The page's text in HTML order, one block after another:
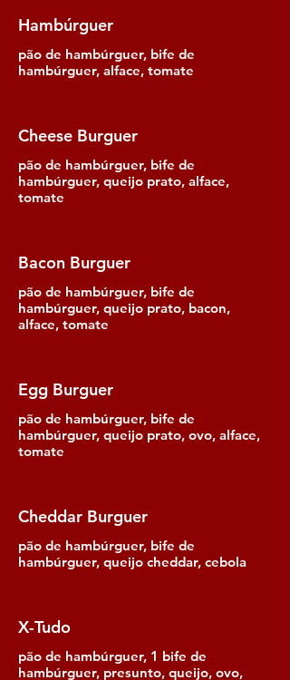
Hambúrguer
pão de hambúrguer, bife de
hambúrguer, alface, tomate
Cheese Burguer
pão de hambúrguer, bife de
hambúrguer, queijo prato, alface,
tomate
Bacon Burguer
pão de hambúrguer, bife de
hambúrguer, queijo prato, bacon,
alface, tomate
Egg Burguer
pão de hambúrguer, bife de
hambúrguer, queijo prato, ovo, alface,
tomate
Cheddar Burguer
pão de hambúrguer, bife de
hambúrguer, queijo cheddar, cebola
X-Tudo
pão de hambúrguer, 1 bife de
hambúrguer, presunto, queijo, ovo,